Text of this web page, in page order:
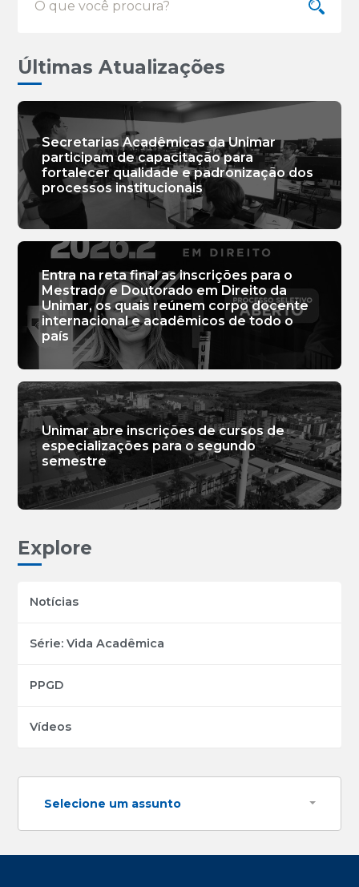
Últimas Atualizações
Secretarias Acadêmicas da Unimar
participam de capacitação para
fortalecer qualidade e padronização dos
processos institucionais
Entra na reta final as inscrições para o
Mestrado e Doutorado em Direito da
Unimar, os quais reúnem corpo docente
internacional e acadêmicos de todo o
país
Unimar abre inscrições de cursos de
especializações para o segundo
semestre
Explore
Notícias
Série: Vida Acadêmica
PPGD
Vídeos
Selecione um assunto